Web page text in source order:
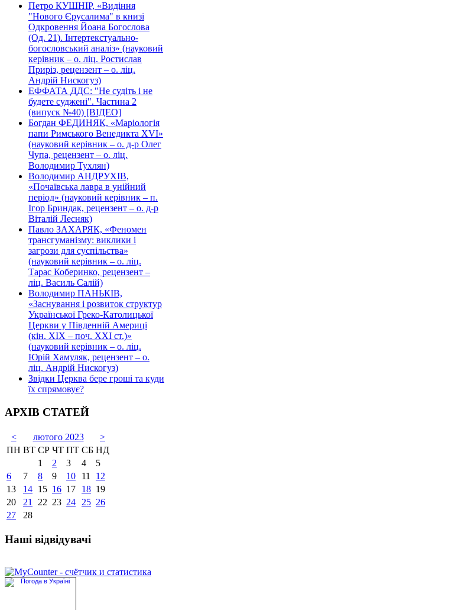
Петро КУШНІР, «Видіння
"Нового Єрусалима" в книзі
Одкровення Йоана Богослова
(Од. 21). Інтертекстуально-
богословський аналіз» (науковий
керівник – о. ліц. Ростислав
Приріз, рецензент – о. ліц.
Андрій Нискогуз)
ЕФФАТА ДДС: "Не судіть і не
будете суджені". Частина 2
(випуск №40) [ВІДЕО]
Богдан ФЕДИНЯК, «Маріологія
папи Римського Венедикта XVI»
(науковий керівник – о. д-р Олег
Чупа, рецензент – о. ліц.
Володимир Тухлян)
Володимир АНДРУХІВ,
«Почаївська лавра в унійний
період» (науковий керівник – п.
Ігор Бриндак, рецензент – о. д-р
Віталій Лесняк)
Павло ЗАХАРЯК, «Феномен
трансгуманізму: виклики і
загрози для суспільства»
(науковий керівник – о. ліц.
Тарас Коберинко, рецензент –
ліц. Василь Салій)
Володимир ПАНЬКІВ,
«Заснування і розвиток структур
Української Греко-Католицької
Церкви у Південній Америці
(кін. ХІХ – поч. ХХІ ст.)»
(науковий керівник – о. ліц.
Юрій Хамуляк, рецензент – о.
ліц. Андрій Нискогуз)
Звідки Церква бере гроші та куди
їх спрямовує?
АРХІВ СТАТЕЙ
< лютого 2023
>
ПН ВТ СР ЧТ ПТ СБ НД
1
2 3 4
5
6
7 8 9 10 11
12
13
14 15 16 17 18 19
20
21 22 23 24 25 26
27
28
Наші відвідувачі